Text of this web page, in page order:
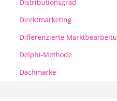
Distributionsgrad
Direktmarketing
Differenzierte
Delphi-Methode
Dachmarke